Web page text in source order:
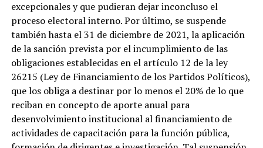
excepcionales y que pudieran dejar inconcluso el
proceso electoral interno. Por último, se suspende
también hasta el 31 de diciembre de 2021, la aplicación
de la sanción prevista por el incumplimiento de las
obligaciones establecidas en el artículo 12 de la ley
26215 (Ley de Financiamiento de los Partidos Políticos),
que los obliga a destinar por lo menos el 20% de lo que
reciban en concepto de aporte anual para
desenvolvimiento institucional al financiamiento de
actividades de capacitación para la función pública,